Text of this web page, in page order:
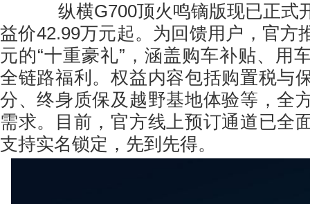
纵横G700顶火鸣镝版现已正式
益价42.99万元起。为回馈用户，官方
元的“十重豪礼”，涵盖购车补贴、用
全链路福利。权益内容包括购置税与
分、终身质保及越野基地体验等，全
需求。目前，官方线上预订通道已全
支持实名锁定，先到先得。